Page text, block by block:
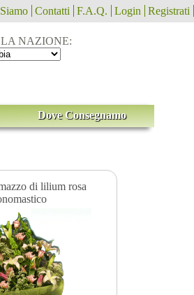
Contatti F.A.Q. Login Registrati
NAZIONE:
Dove Consegnamo
di lilium rosa